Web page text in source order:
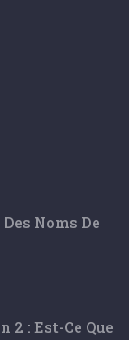
Noms De
2 : Est-Ce Que